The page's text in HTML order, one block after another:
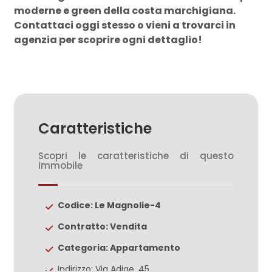
moderne e green della costa marchigiana.
Contattaci oggi stesso o vieni a trovarci in
agenzia per scoprire ogni dettaglio!
Caratteristiche
Scopri le caratteristiche di questo
immobile
Codice: Le Magnolie-4
Contratto: Vendita
Categoria: Appartamento
Indirizzo: Via Adige, 45
Camere
minime
Qualsiasi